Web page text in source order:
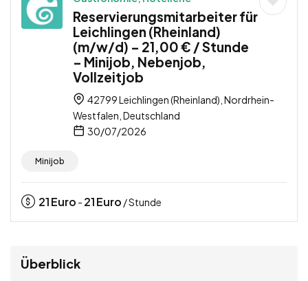
Reservierungsmitarbeiter für
Leichlingen (Rheinland)
(m/w/d) – 21,00 € / Stunde
– Minijob, Nebenjob,
Vollzeitjob
42799 Leichlingen (Rheinland), Nordrhein-
Westfalen, Deutschland
30/07/2026
Minijob
21Euro - 21Euro / Stunde
Überblick